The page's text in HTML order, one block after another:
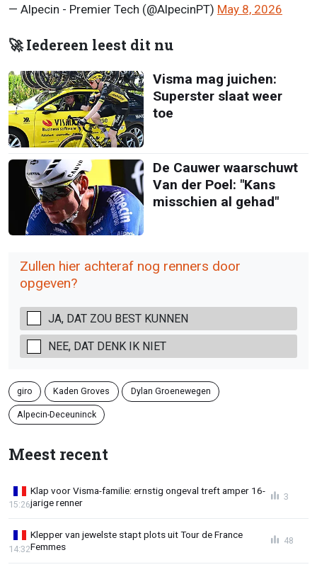
— Alpecin - Premier Tech (@AlpecinPT) May 8, 2026
🚀 Iedereen leest dit nu
Visma mag juichen:
Superster slaat weer
toe
De Cauwer waarschuwt
Van der Poel: "Kans
misschien al gehad"
Zullen hier achteraf nog renners door
opgeven?
JA, DAT ZOU BEST KUNNEN
NEE, DAT DENK IK NIET
giro Kaden Groves Dylan Groenewegen
Alpecin-Deceuninck
Meest recent
Klap voor Visma-familie: ernstig ongeval treft amper 16-
jarige renner
15:26
3
Klepper van jewelste stapt plots uit Tour de France
Femmes
14:32
48